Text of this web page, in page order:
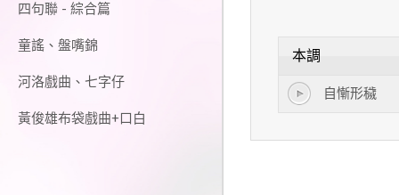
四句聯 - 綜合篇
童謠、盤嘴錦
河洛戲曲、七字仔
黃俊雄布袋戲曲+口白
本調
自慚形穢